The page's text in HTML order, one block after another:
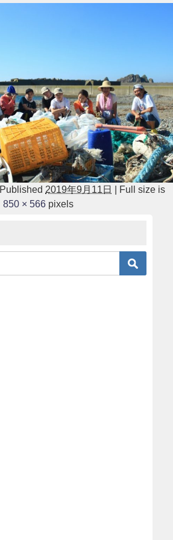
Published 2019年9月11日
Full size is
850 × 566pixels